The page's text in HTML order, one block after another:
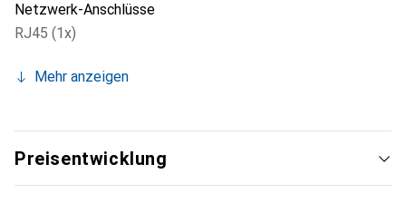
Netzwerk-Anschlüsse
RJ45 (1x)
Mehr anzeigen
Preisentwicklung